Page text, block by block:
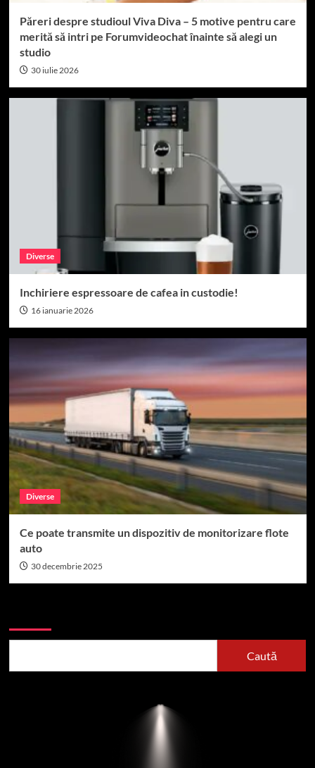
Păreri despre studioul Viva Diva – 5 motive pentru care
merită să intri pe Forumvideochat înainte să alegi un
studio
30 iulie 2026
Diverse
Inchiriere espressoare de cafea in custodie!
16 ianuarie 2026
Diverse
Ce poate transmite un dispozitiv de monitorizare flote
auto
30 decembrie 2025
Caută